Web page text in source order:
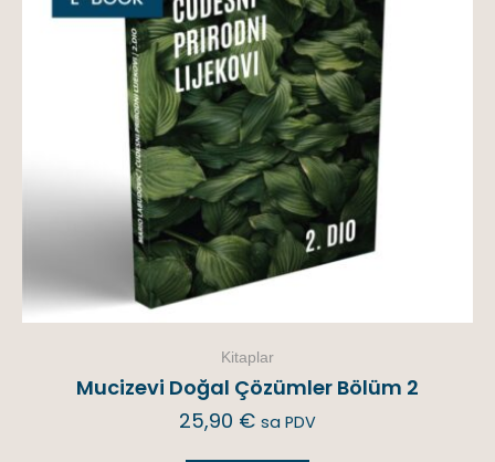
Kitaplar
Mucizevi Doğal Çözümler Bölüm 2
25,90 € sa PDV